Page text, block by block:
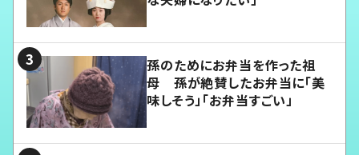
孫のためにお弁当を作った祖
母 孫が絶賛したお弁当に「美
味しそう」「お弁当すごい」